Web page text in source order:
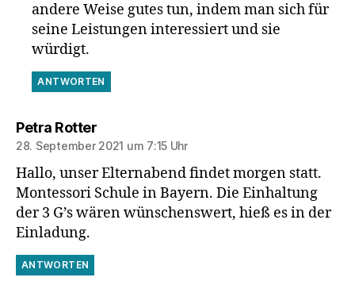
andere Weise gutes tun, indem man sich für
seine Leistungen interessiert und sie
würdigt.
ANTWORTEN
Petra Rottersagt:
28. September 2021 um 7:15 Uhr
Hallo, unser Elternabend findet morgen statt.
Montessori Schule in Bayern. Die Einhaltung
der 3 G’s wären wünschenswert, hieß es in der
Einladung.
ANTWORTEN